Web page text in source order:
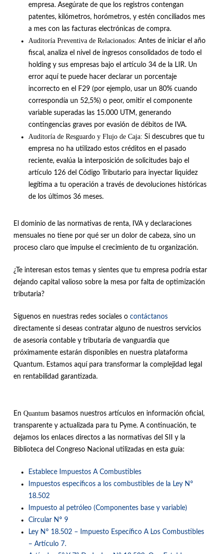
empresa. Asegúrate de que los registros contengan
patentes, kilómetros, horómetros, y estén conciliados mes
a mes con las facturas electrónicas de compra.
Auditoría Preventiva de Relacionados: Antes de iniciar el año
fiscal, analiza el nivel de ingresos consolidados de todo el
holding y sus empresas bajo el artículo 34 de la LIR. Un
error aquí te puede hacer declarar un porcentaje
incorrecto en el F29 (por ejemplo, usar un 80% cuando
correspondía un 52,5%) o peor, omitir el componente
variable superadas las 15.000 UTM, generando
contingencias graves por evasión de débitos de IVA.
Auditoría de Resguardo y Flujo de Caja: Si descubres que tu
empresa no ha utilizado estos créditos en el pasado
reciente, evalúa la interposición de solicitudes bajo el
artículo 126 del Código Tributario para inyectar liquidez
legítima a tu operación a través de devoluciones históricas
de los últimos 36 meses.
El dominio de las normativas de renta, IVA y declaraciones
mensuales no tiene por qué ser un dolor de cabeza, sino un
proceso claro que impulse el crecimiento de tu organización.
¿Te interesan estos temas y sientes que tu empresa podría estar
dejando capital valioso sobre la mesa por falta de optimización
tributaria?
Síguenos en nuestras redes sociales o contáctanos
directamente si deseas contratar alguno de nuestros servicios
de asesoría contable y tributaria de vanguardia que
próximamente estarán disponibles en nuestra plataforma
Quantum. Estamos aquí para transformar la complejidad legal
en rentabilidad garantizada.
En Quantum basamos nuestros artículos en información oficial,
transparente y actualizada para tu Pyme. A continuación, te
dejamos los enlaces directos a las normativas del SII y la
Biblioteca del Congreso Nacional utilizadas en esta guía:
Establece Impuestos A Combustibles
Impuestos específicos a los combustibles de la Ley N°
18.502
Impuesto al petróleo (Componentes base y variable)
Circular Nº 9
Ley N° 18.502 – Impuesto Específico A Los Combustibles
– Artículo 7.